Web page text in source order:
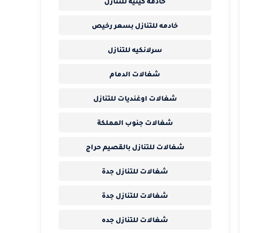
خادمه للتنازل بسعر رخيص
سرلانكيه للتنازل
شغالات الدمام
شغالات اوغنديات للتنازل
شغالات جنوب المملكة
شغالات للتنازل بالقصيم حراج
شغالات للتنازل جدة
شغالات للتنازل جدة
شغالات للتنازل جده